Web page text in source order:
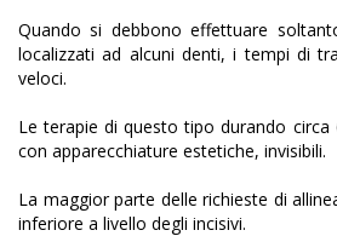
Quando si debbono effettuare
localizzati ad alcuni denti, i tempi di
veloci.
Le terapie di questo tipo durando circa
con apparecchiature estetiche, invisibili.
La maggior parte delle richieste di
inferiore a livello degli incisivi.